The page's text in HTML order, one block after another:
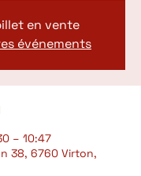
en vente
événements
– 10:47
38, 6760 Virton,